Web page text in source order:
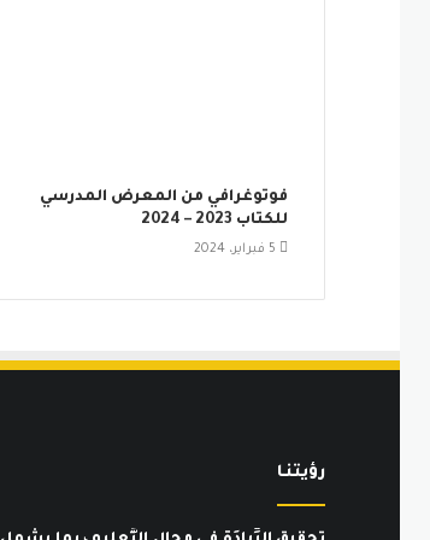
فوتوغرافي من المعرض المدرسي
للكتاب 2023 – 2024
5 فبراير، 2024
رؤيتنـا